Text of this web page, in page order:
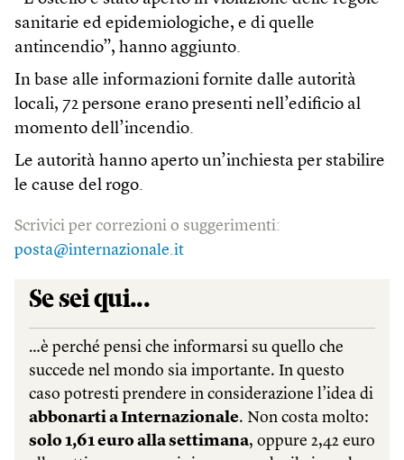
sanitarie ed epidemiologiche, e di quelle
antincendio”, hanno aggiunto.
In base alle informazioni fornite dalle autorità
locali, 72 persone erano presenti nell’edificio al
momento dell’incendio.
Le autorità hanno aperto un’inchiesta per stabilire
le cause del rogo.
Scrivici per correzioni o suggerimenti:
posta@internazionale.it